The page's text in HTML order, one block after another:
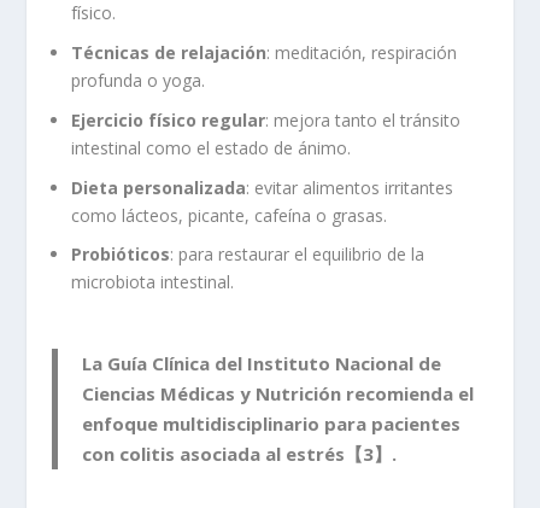
físico.
Técnicas de relajación: meditación, respiración
profunda o yoga.
Ejercicio físico regular: mejora tanto el tránsito
intestinal como el estado de ánimo.
Dieta personalizada: evitar alimentos irritantes
como lácteos, picante, cafeína o grasas.
Probióticos: para restaurar el equilibrio de la
microbiota intestinal.
La Guía Clínica del Instituto Nacional de
Ciencias Médicas y Nutrición recomienda el
enfoque multidisciplinario para pacientes
con colitis asociada al estrés【3】.